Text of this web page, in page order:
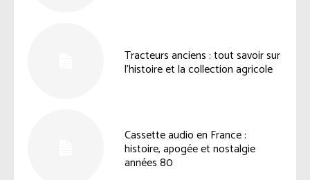
Tracteurs anciens : tout savoir sur
l’histoire et la collection agricole
Cassette audio en France :
histoire, apogée et nostalgie
années 80